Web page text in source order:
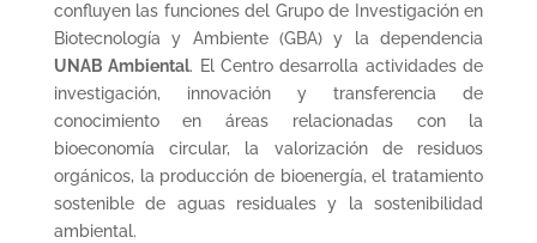
confluyen las funciones del Grupo de Investigación en
Biotecnología y Ambiente (GBA) y la dependencia
UNAB Ambiental. El Centro desarrolla actividades de
investigación, innovación y transferencia de
conocimiento en áreas relacionadas con la
bioeconomía circular, la valorización de residuos
orgánicos, la producción de bioenergía, el tratamiento
sostenible de aguas residuales y la sostenibilidad
ambiental.